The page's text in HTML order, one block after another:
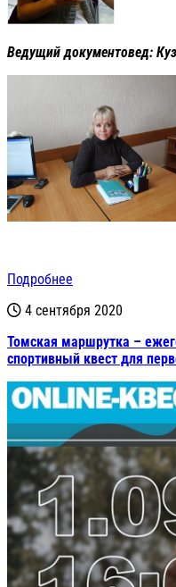
Ведущий документовед:
Подробнее
4 сентября 2020
Томская маршрутка –
спортивный квест для